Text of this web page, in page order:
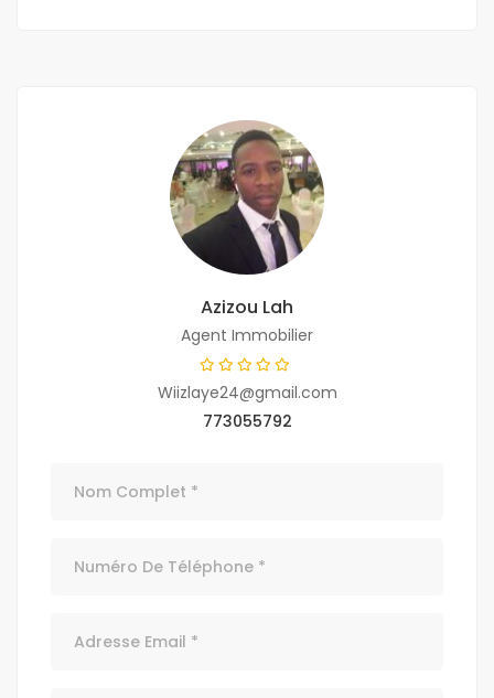
Azizou Lah
Agent Immobilier
Wiizlaye24@gmail.com
773055792